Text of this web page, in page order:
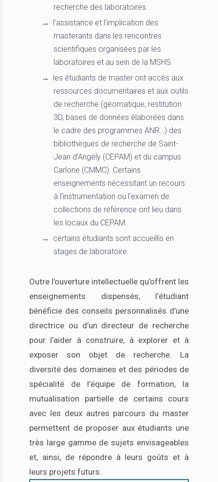
recherche des laboratoires.
l’assistance et l’implication des
masterants dans les rencontres
scientifiques organisées par les
laboratoires et au sein de la MSHS.
les étudiants de master ont accès aux
ressources documentaires et aux outils
de recherche (géomatique, restitution
3D, bases de données élaborées dans
le cadre des programmes ANR…) des
bibliothèques de recherche de Saint-
Jean d’Angély (CEPAM) et du campus
Carlone (CMMC). Certains
enseignements nécessitant un recours
à l’instrumentation ou l’examen de
collections de référence ont lieu dans
les locaux du CEPAM.
certains étudiants sont accueillis en
stages de laboratoire.
Outre l’ouverture intellectuelle qu’offrent les
enseignements dispensés, l’étudiant
bénéficie des conseils personnalisés d’une
directrice ou d’un directeur de recherche
pour l’aider à construire, à explorer et à
exposer son objet de recherche. La
diversité des domaines et des périodes de
spécialité de l’équipe de formation, la
mutualisation partielle de certains cours
avec les deux autres parcours du master
permettent de proposer aux étudiants une
très large gamme de sujets envisageables
et, ainsi, de répondre à leurs goûts et à
leurs projets futurs.